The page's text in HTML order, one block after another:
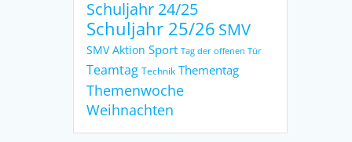
Schuljahr 24/25
Schuljahr 25/26 SMV
SMV Aktion Sport Tag der offenen Tür
Teamtag Technik Thementag
Themenwoche
Weihnachten